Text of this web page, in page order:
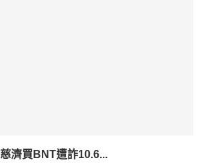
慈濟買BNT遭詐10.6...